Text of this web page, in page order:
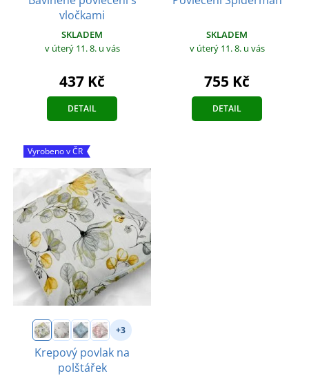
vločkami
SKLADEM
v úterý 11. 8. u vás
437 Kč
DETAIL
SKLADEM
v úterý 11. 8. u vás
755 Kč
DETAIL
Vyrobeno v ČR
+3
Krepový povlak na
polštářek